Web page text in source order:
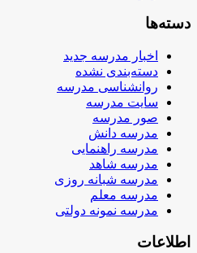
دسته‌ها
اخبار مدرسه جدید
دسته‌بندی نشده
روانشناسی مدرسه
سایت مدرسه
صور مدرسه
مدرسه دانش
مدرسه راهنمایی
مدرسه شاهد
مدرسه شبانه روزی
مدرسه معلم
مدرسه نمونه دولتی
اطلاعات